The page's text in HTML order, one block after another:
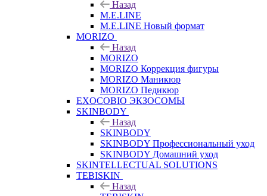
Назад
M.E.LINE
M.E.LINE Новый формат
MORIZO
Назад
MORIZO
MORIZO Коррекция фигуры
MORIZO Маникюр
MORIZO Педикюр
EXOCOBIO ЭКЗОСОМЫ
SKINBODY
Назад
SKINBODY
SKINBODY Профессиональный уход
SKINBODY Домашний уход
SKINTELLECTUAL SOLUTIONS
TEBISKIN
Назад